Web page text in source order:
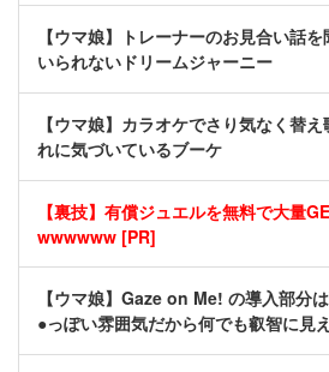
【ウマ娘】トレーナーのお見合い話
いられないドリームジャーニー
【ウマ娘】カラオケでさり気なく替
れに気づいているブーケ
【裏技】有償ジュエルを無料で大量
wwwwww [PR]
【ウマ娘】Gaze on Me! の導入部分
●っぽい雰囲気だから何でも叡智に見